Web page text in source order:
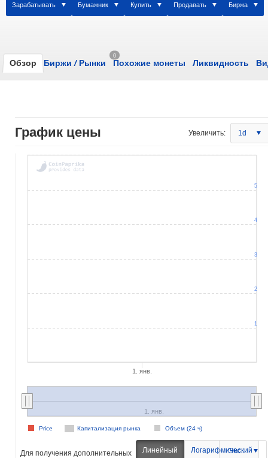
Зарабатывать Бумажник Купить Продавать Биржа
Обзор Биржи /Рынки
0
Похожие монеты Ликвидность
График цены Увеличить: 1d
1. янв.
Капитализация рынка Объем (24 ч)
Price
1. янв.
1
2
3
4
5
Для получения дополнительных
Линейный Логарифмический
Экспорт